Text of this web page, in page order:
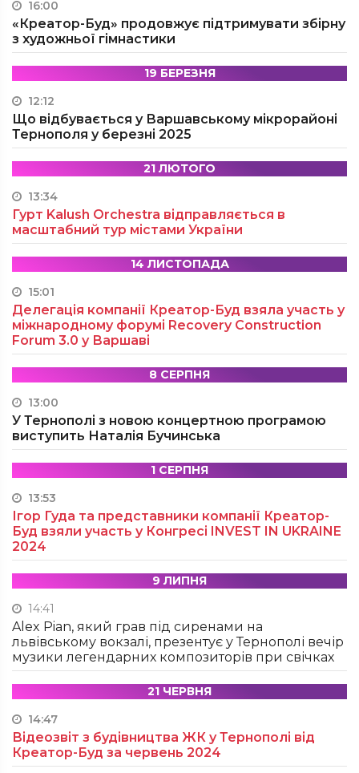
16:00
«Креатор-Буд» продовжує підтримувати збірну
з художньої гімнастики
19 БЕРЕЗНЯ
12:12
Що відбувається у Варшавському мікрорайоні
Тернополя у березні 2025
21 ЛЮТОГО
13:34
Гурт Kalush Orchestra відправляється в
масштабний тур містами України
14 ЛИСТОПАДА
15:01
Делегація компанії Креатор-Буд взяла участь у
міжнародному форумі Recovery Construction
Forum 3.0 у Варшаві
8 СЕРПНЯ
13:00
У Тернополі з новою концертною програмою
виступить Наталія Бучинська
1 СЕРПНЯ
13:53
Ігор Гуда та представники компанії Креатор-
Буд взяли участь у Конгресі INVEST IN UKRAINE
2024
9 ЛИПНЯ
14:41
Alex Pian, який грав під сиренами на
львівському вокзалі, презентує у Тернополі вечір
музики легендарних композиторів при свічках
21 ЧЕРВНЯ
14:47
Відеозвіт з будівництва ЖК у Тернополі від
Креатор-Буд за червень 2024